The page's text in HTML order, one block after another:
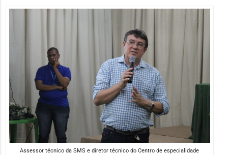
Assessor técnico da SMS e diretor técnico do Centro de especialidade